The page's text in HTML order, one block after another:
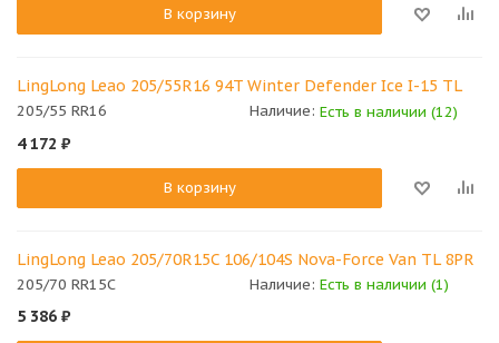
В корзину
LingLong Leao 205/55R16 94T Winter Defender Ice I-15 TL
205/55 RR16 Наличие: Есть в наличии (12)
4 172 ₽
В корзину
LingLong Leao 205/70R15C 106/104S Nova-Force Van TL 8PR
205/70 RR15C Наличие: Есть в наличии (1)
5 386 ₽